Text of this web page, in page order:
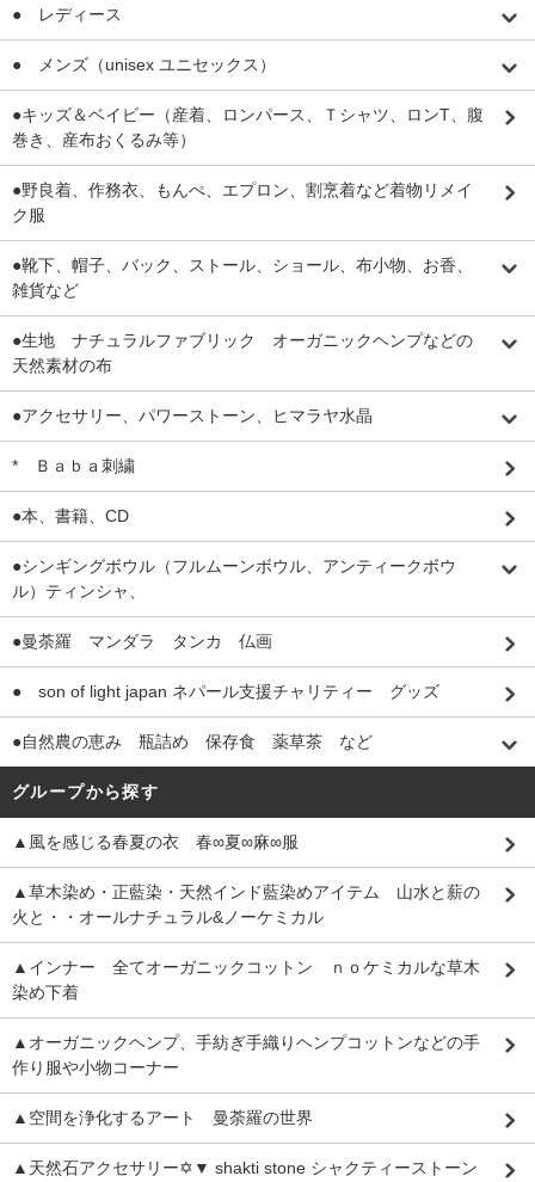
● レディース
● メンズ（unisex ユニセックス）
●キッズ＆ベイビー（産着、ロンパース、Ｔシャツ、ロンT、腹
巻き、産布おくるみ等）
●野良着、作務衣、もんぺ、エプロン、割烹着など着物リメイ
ク服
●靴下、帽子、バック、ストール、ショール、布小物、お香、
雑貨など
●生地 ナチュラルファブリック オーガニックヘンプなどの
天然素材の布
●アクセサリー、パワーストーン、ヒマラヤ水晶
* Ｂａｂａ刺繍
●本、書籍、CD
●シンギングボウル（フルムーンボウル、アンティークボウ
ル）ティンシャ、
●曼荼羅 マンダラ タンカ 仏画
● son of light japan ネパール支援チャリティー グッズ
●自然農の恵み 瓶詰め 保存食 薬草茶 など
グループから探す
▲風を感じる春夏の衣 春∞夏∞麻∞服
▲草木染め・正藍染・天然インド藍染めアイテム 山水と薪の
火と・・オールナチュラル&ノーケミカル
▲インナー 全てオーガニックコットン ｎｏケミカルな草木
染め下着
▲オーガニックヘンプ、手紡ぎ手織りヘンプコットンなどの手
作り服や小物コーナー
▲空間を浄化するアート 曼荼羅の世界
▲天然石アクセサリー✡▼ shakti stone シャクティーストーン